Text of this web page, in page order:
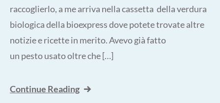
raccoglierlo, a me arriva nella cassetta della verdura
biologica della bioexpress dove potete trovate altre
notizie e ricette in merito. Avevo già fatto
un pesto usato oltre che […]
Continue Reading